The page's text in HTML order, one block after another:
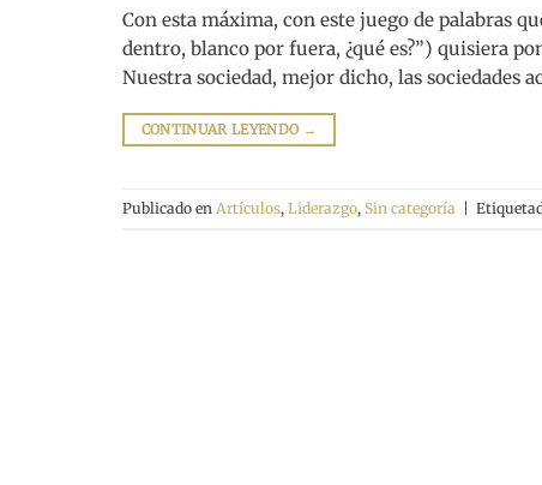
Con esta máxima, con este juego de palabras
dentro, blanco por fuera, ¿qué es?”) quisiera
Nuestra sociedad, mejor dicho, las sociedades
CONTINUAR LEYENDO →
Publicado en Artículos, Liderazgo, Sin categoría |